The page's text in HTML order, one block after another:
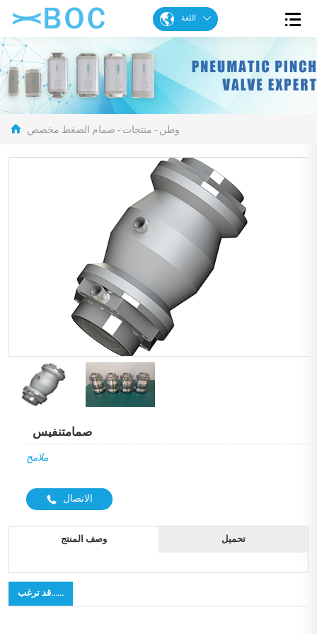
اللغة
الفرنسية
الإسبانية
البرتغالية
الألمانية
Chinese
وطن - منتجات - صمام الضغط مخصص
صمامتنفيس
ملامح
الاتصال
وصف المنتج تحميل
قد ترغب......